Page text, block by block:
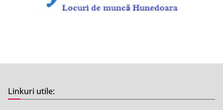
Linkuri utile: